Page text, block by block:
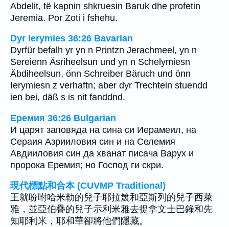
Abdelit, të kapnin shkruesin Baruk dhe profetin
Jeremia. Por Zoti i fshehu.
Dyr Ierymies 36:26 Bavarian
Dyrfür befalh yr yn n Printzn Jerachmeel, yn n
Sereienn Äsriheelsun und yn n Schelymiesn
Äbdiheelsun, önn Schreiber Bäruch und önn
Ierymiesn z verhaftn; aber dyr Trechtein stuendd
ien bei, däß s is nit fanddnd.
Еремия 36:26 Bulgarian
И царят заповяда на сина си Иерамеил, на
Сераия Азрииловия син и на Селемия
Авдииловия син да хванат писача Варух и
пророка Еремия; но Господ ги скри.
現代標點和合本 (CUVMP Traditional)
王就吩咐哈米勒的兒子耶拉篾和亞斯列的兒子西萊
雅，並亞伯疊的兒子示利米雅去捉拿文士巴錄和先
知耶利米，耶和華卻將他們隱藏。